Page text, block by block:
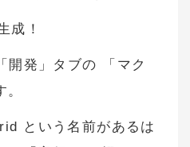
成！
開発」タブの 「マク
という名前があるは